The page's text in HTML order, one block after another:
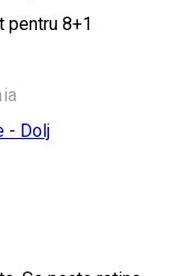
pentru 8+1
- Dolj